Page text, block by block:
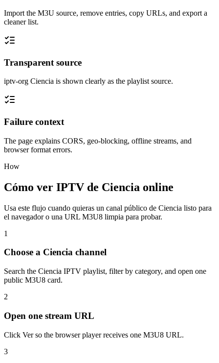
Import the M3U source, remove entries, copy URLs, and export a
cleaner list.
Transparent source
iptv-org Ciencia is shown clearly as the playlist source.
Failure context
The page explains CORS, geo-blocking, offline streams, and
browser format errors.
How
Cómo ver IPTV de Ciencia online
Usa este flujo cuando quieras un canal público de Ciencia listo para
el navegador o una URL M3U8 limpia para probar.
1
Choose a Ciencia channel
Search the Ciencia IPTV playlist, filter by category, and open one
public M3U8 card.
2
Open one stream URL
Click Ver so the browser player receives one M3U8 URL.
3